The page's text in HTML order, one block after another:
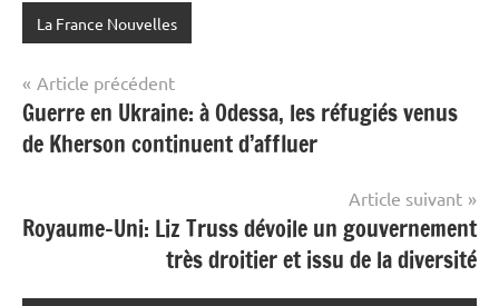
La France Nouvelles
Navigation
de
l’article
Article précédent
Guerre en Ukraine: à Odessa, les réfugiés venus
de Kherson continuent d’affluer
Article suivant
Royaume-Uni: Liz Truss dévoile un gouvernement
très droitier et issu de la diversité